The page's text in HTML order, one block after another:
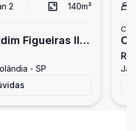
2 140m²
Figueiras II -
- SP